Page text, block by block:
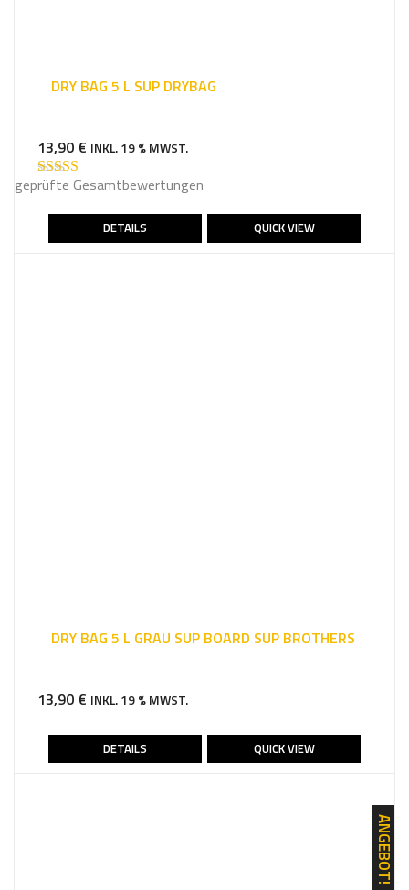
DRY BAG 5 L SUP DRYBAG
13,90 € INKL. 19 % MWST.
Bewertet mit
geprüfte Gesamtbewertungen
DETAILS QUICK VIEW
DRY BAG 5 L GRAU SUP BOARD SUP BROTHERS
13,90 € INKL. 19 % MWST.
DETAILS QUICK VIEW
ANGEBOT!